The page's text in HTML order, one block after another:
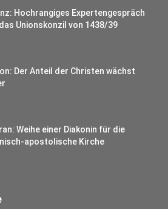
Hochrangiges Expertengespräch
Unionskonzil von 1438/39
Der Anteil der Christen wächst
Weihe einer Diakonin für die
apostolische Kirche